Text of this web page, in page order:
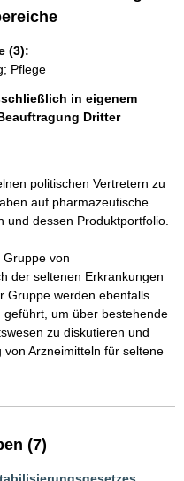
(3):
Pflege
in eigenem
Dritter
politischen Vertretern zu
auf pharmazeutische
und dessen Produktportfolio.
Gruppe von
der seltenen Erkrankungen
Gruppe werden ebenfalls
um über bestehende
zu diskutieren und
Arzneimitteln für seltene
(7)